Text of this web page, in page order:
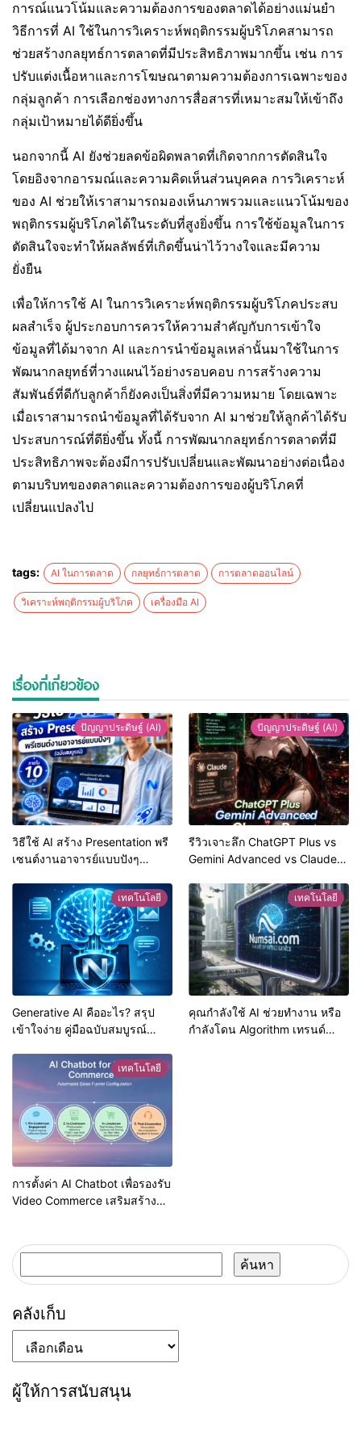
การณ์แนวโน้มและความต้องการของตลาดได้อย่างแม่นยำ
วิธีการที่ AI ใช้ในการวิเคราะห์พฤติกรรมผู้บริโภคสามารถ
ช่วยสร้างกลยุทธ์การตลาดที่มีประสิทธิภาพมากขึ้น เช่น การ
ปรับแต่งเนื้อหาและการโฆษณาตามความต้องการเฉพาะของ
กลุ่มลูกค้า การเลือกช่องทางการสื่อสารที่เหมาะสมให้เข้าถึง
กลุ่มเป้าหมายได้ดียิ่งขึ้น
นอกจากนี้ AI ยังช่วยลดข้อผิดพลาดที่เกิดจากการตัดสินใจ
โดยอิงจากอารมณ์และความคิดเห็นส่วนบุคคล การวิเคราะห์
ของ AI ช่วยให้เราสามารถมองเห็นภาพรวมและแนวโน้มของ
พฤติกรรมผู้บริโภคได้ในระดับที่สูงยิ่งขึ้น การใช้ข้อมูลในการ
ตัดสินใจจะทำให้ผลลัพธ์ที่เกิดขึ้นน่าไว้วางใจและมีความ
ยั่งยืน
เพื่อให้การใช้ AI ในการวิเคราะห์พฤติกรรมผู้บริโภคประสบ
ผลสำเร็จ ผู้ประกอบการควรให้ความสำคัญกับการเข้าใจ
ข้อมูลที่ได้มาจาก AI และการนำข้อมูลเหล่านั้นมาใช้ในการ
พัฒนากลยุทธ์ที่วางแผนไว้อย่างรอบคอบ การสร้างความ
สัมพันธ์ที่ดีกับลูกค้าก็ยังคงเป็นสิ่งที่มีความหมาย โดยเฉพาะ
เมื่อเราสามารถนำข้อมูลที่ได้รับจาก AI มาช่วยให้ลูกค้าได้รับ
ประสบการณ์ที่ดียิ่งขึ้น ทั้งนี้ การพัฒนากลยุทธ์การตลาดที่มี
ประสิทธิภาพจะต้องมีการปรับเปลี่ยนและพัฒนาอย่างต่อเนื่อง
ตามบริบทของตลาดและความต้องการของผู้บริโภคที่
เปลี่ยนแปลงไป
tags: AI ในการตลาด กลยุทธ์การตลาด การตลาดออนไลน์
วิเคราะห์พฤติกรรมผู้บริโภค เครื่องมือ AI
เรื่องที่เกี่ยวข้อง
ปัญญาประดิษฐ์ (AI)
วิธีใช้ AI สร้าง Presentation พรี
เซนต์งานอาจารย์แบบปังๆ
ปัญญาประดิษฐ์ (AI)
รีวิวเจาะลึก ChatGPT Plus vs
Gemini Advanced vs Claude
วัยเรียน?
เทคโนโลยี
Generative AI คืออะไร? สรุป
เข้าใจง่าย คู่มือฉบับสมบูรณ์
เทคโนโลยี
คุณกำลังใช้ AI ช่วยทำงาน หรือ
กำลังโดน Algorithm เทรนด์
เทคโนโลยี
การตั้งค่า AI Chatbot เพื่อรองรับ
Video Commerce เสริมสร้าง
ค้นหา
สำหรับ:
คลังเก็บ
คลัง
เก็บ
ผู้ให้การสนับสนุน